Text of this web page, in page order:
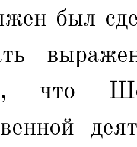
был
что